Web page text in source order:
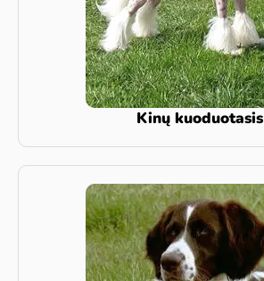
Kinų kuoduotasis